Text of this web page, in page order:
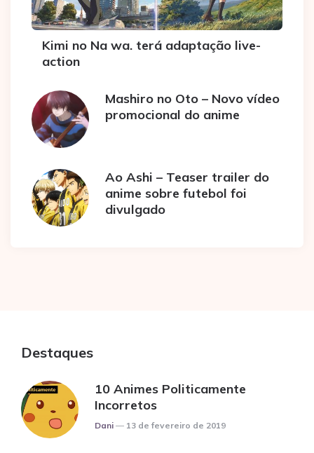
Kimi no Na wa. terá adaptação live-
action
Mashiro no Oto – Novo vídeo
promocional do anime
Ao Ashi – Teaser trailer do
anime sobre futebol foi
divulgado
Destaques
10 Animes Politicamente
Incorretos
Posted
Dani 13 de fevereiro de 2019